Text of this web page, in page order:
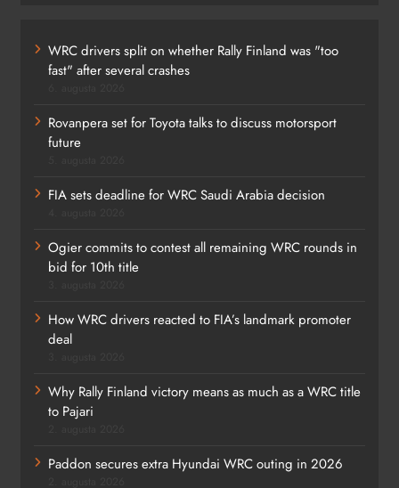
WRC drivers split on whether Rally Finland was "too
fast" after several crashes
Rovanpera set for Toyota talks to discuss motorsport
future
FIA sets deadline for WRC Saudi Arabia decision
Ogier commits to contest all remaining WRC rounds in
bid for 10th title
How WRC drivers reacted to FIA’s landmark promoter
deal
Why Rally Finland victory means as much as a WRC title
to Pajari
Paddon secures extra Hyundai WRC outing in 2026